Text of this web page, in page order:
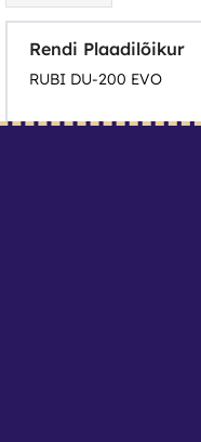
Rendi Plaadilõikur
RUBI DU-200 EVO